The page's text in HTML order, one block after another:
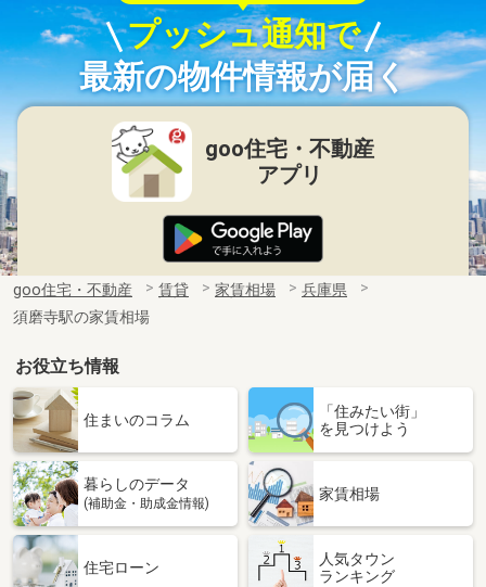
プッシュ通知で
最新の物件情報が届く
goo住宅・不動産
アプリ
goo住宅・不動産 賃貸 家賃相場
兵庫県
須磨寺駅の家賃相場
お役立ち情報
住まいのコラム
「住みたい街」
を見つけよう
暮らしのデータ
(補助金・助成金情報)
家賃相場
住宅ローン
人気タウン
ランキング